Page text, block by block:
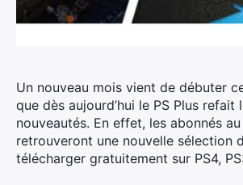
Un nouveau mois vient de débuter
que dès aujourd’hui le PS Plus refait
nouveautés. En effet, les abonnés
retrouveront une nouvelle sélection
télécharger gratuitement sur PS4,